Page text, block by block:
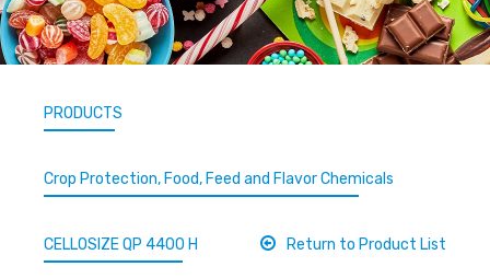
PRODUCTS
Crop Protection, Food, Feed and Flavor Chemicals
CELLOSIZE QP 4400 H Return to Product List